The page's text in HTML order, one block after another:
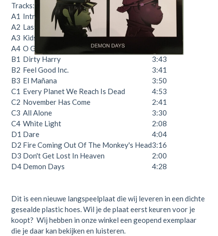
Tracks:
A1 Intro
1:03
A2 Last Living Souls
3:10
A3 Kids With Guns
3:45
A4 O Green World
B1 Dirty Harry
3:43
B2 Feel Good Inc.
3:41
B3 El Mañana
3:50
C1 Every Planet We Reach Is Dead
4:53
C2 November Has Come
2:41
C3 All Alone
3:30
C4 White Light
2:08
D1 Dare
4:04
D2 Fire Coming Out Of The Monkey's Head3:16
D3 Don't Get Lost In Heaven
2:00
D4 Demon Days 4:28
Dit is een nieuwe langspeelplaat die wij leveren in een dichte
gesealde plastic hoes. Wil je de plaat eerst keuren voor je
koopt? Wij hebben in onze winkel een geopend exemplaar
die je daar kan bekijken en luisteren.